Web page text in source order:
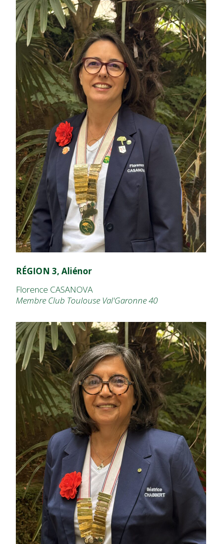
RÉGION 3, Aliénor
Florence CASANOVA
Membre Club Toulouse Val'Garonne 40